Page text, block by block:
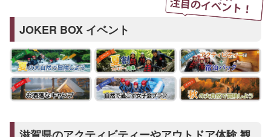
JOKER BOX イベント